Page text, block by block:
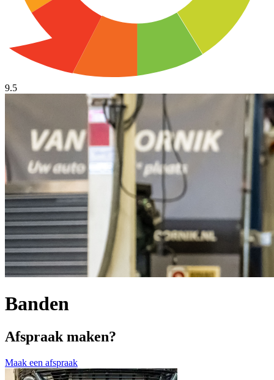
9.5
Banden
Afspraak maken?
Maak een afspraak